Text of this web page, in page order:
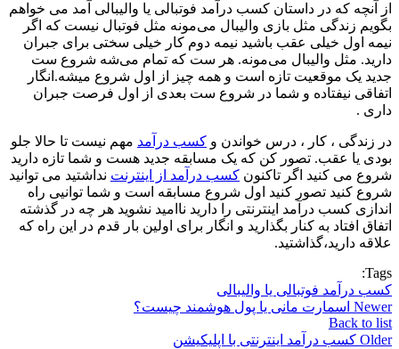
از آنچه که در داستان کسب درآمد فوتبالی یا والیبالی آمد می خواهم
بگویم زندگی مثل بازی والیبال می‌مونه مثل فوتبال نیست که اگر
نیمه اول خیلی عقب باشید نیمه دوم کار خیلی سختی برای جبران
دارید. مثل والیبال می‌مونه. هر ست که تمام می‌شه شروع ست
جدید یک موقعیت تازه است و همه چیز از اول شروع میشه.انگار
اتفاقی نیفتاده و شما در شروع ست بعدی از اول فرصت جبران
داری .
در زندگی ، کار ، درس خواندن و کسب درآمد مهم نیست تا حالا جلو
بودی یا عقب. تصور کن که یک مسابقه جدید هست و شما تازه دارید
شروع می کنید اگر تاکنون کسب درآمد از اینترنت نداشتید می توانید
شروع کنید تصور کنید اول شروع مسابقه است و شما توانیی راه
اندازی کسب درآمد اینترنتی را دارید ناامید نشوید هر چه در گذشته
اتفاق افتاد به کنار بگذارید و انگار برای اولین بار قدم در این راه که
علاقه دارید،گذاشتید.
Tags:
کسب درآمد فوتبالی یا والیبالی
Newer اسمارت مانی یا پول هوشمند چیست؟
Back to list
Older کسب درآمد اینترنتی با اپلیکیشن